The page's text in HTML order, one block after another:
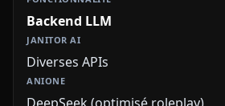
Backend LLM
Diverses APIs